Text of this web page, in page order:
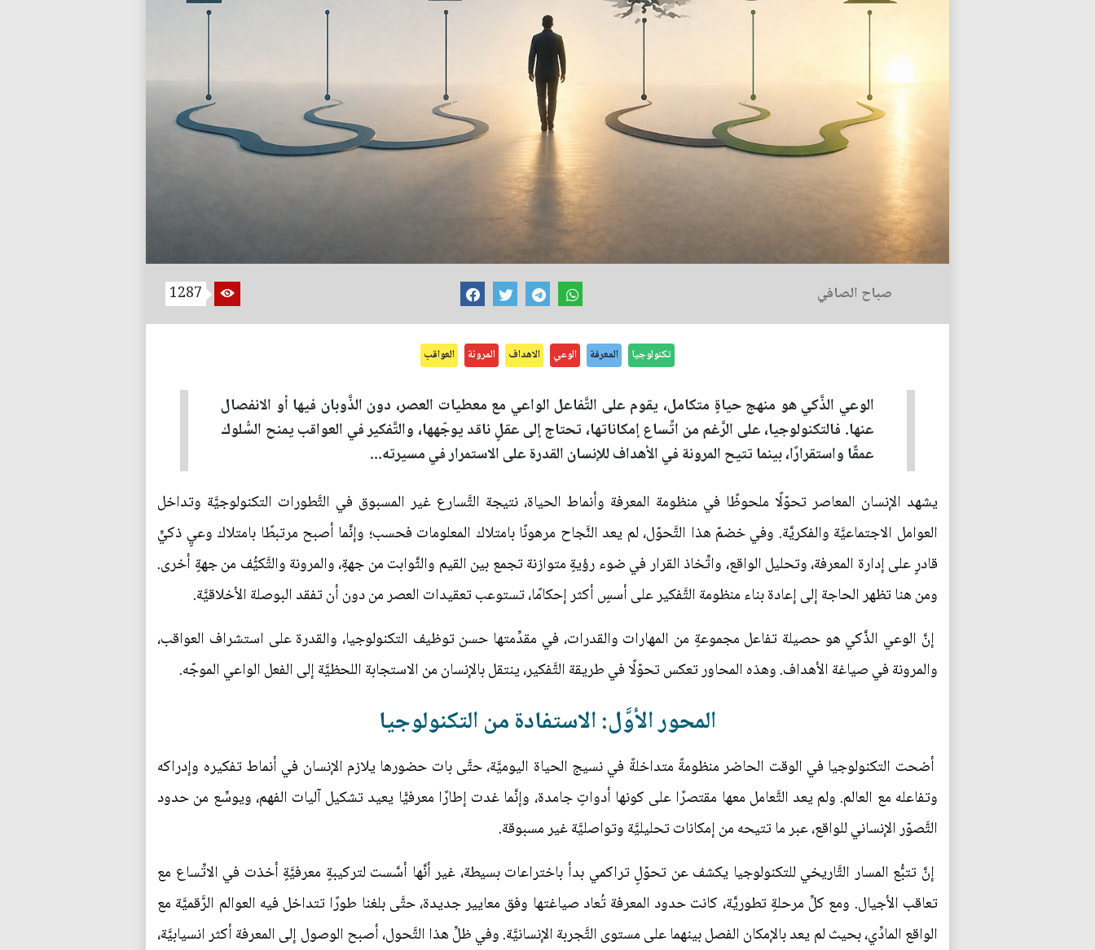
صباح الصافي 1287
تكنولوجيا المعرفة الوعي الاهداف المرونة العواقب
الوعي الذَّكي هو منهج حياةٍ متكامل، يقوم على التَّفاعل الواعي مع معطيات العصر، دون الذَّوبان فيها أو الانفصال
عنها. فالتكنولوجيا، على الرَّغم من اتِّساع إمكاناتها، تحتاج إلى عقلٍ ناقد يوجّهها، والتَّفكير في العواقب يمنح السُّلوك
عمقًا واستقرارًا، بينما تتيح المرونة في الأهداف للإنسان القدرة على الاستمرار في مسيرته...
يشهد الإنسان المعاصر تحوّلًا ملحوظًا في منظومة المعرفة وأنماط الحياة، نتيجة التَّسارع غير المسبوق في التَّطورات التكنولوجيَّة وتداخل
العوامل الاجتماعيَّة والفكريَّة. وفي خضمّ هذا التَّحوّل، لم يعد النَّجاح مرهونًا بامتلاك المعلومات فحسب؛ وإنَّما أصبح مرتبطًا بامتلاك وعيٍ ذكيٍّ
قادرٍ على إدارة المعرفة، وتحليل الواقع، واتِّخاذ القرار في ضوء رؤيةٍ متوازنة تجمع بين القيم والثَّوابت من جهةٍ، والمرونة والتَّكيُّف من جهةٍ أخرى.
ومن هنا تظهر الحاجة إلى إعادة بناء منظومة التَّفكير على أسسٍ أكثر إحكامًا، تستوعب تعقيدات العصر من دون أن تفقد البوصلة الأخلاقيَّة.
إنَّ الوعي الذَّكي هو حصيلة تفاعل مجموعةٍ من المهارات والقدرات، في مقدِّمتها حسن توظيف التكنولوجيا، والقدرة على استشراف العواقب،
والمرونة في صياغة الأهداف. وهذه المحاور تعكس تحوّلًا في طريقة التَّفكير، ينتقل بالإنسان من الاستجابة اللحظيَّة إلى الفعل الواعي الموجّه.
المحور الأوَّل: الاستفادة من التكنولوجيا
أضحت التكنولوجيا في الوقت الحاضر منظومةً متداخلةً في نسيج الحياة اليوميَّة، حتَّى بات حضورها يلازم الإنسان في أنماط تفكيره وإدراكه
وتفاعله مع العالم. ولم يعد التَّعامل معها مقتصرًا على كونها أدواتٍ جامدة، وإنَّما غدت إطارًا معرفيًّا يعيد تشكيل آليات الفهم، ويوسِّع من حدود
التَّصوّر الإنساني للواقع، عبر ما تتيحه من إمكانات تحليليَّة وتواصليَّة غير مسبوقة.
إنَّ تتبُّع المسار التَّاريخي للتكنولوجيا يكشف عن تحوّلٍ تراكمي بدأ باختراعات بسيطة، غير أنَّها أسَّست لتركيبةٍ معرفيَّةٍ أخذت في الاتِّساع مع
تعاقب الأجيال. ومع كلِّ مرحلةٍ تطوريَّة، كانت حدود المعرفة تُعاد صياغتها وفق معايير جديدة، حتَّى بلغنا طورًا تتداخل فيه العوالم الرَّقميَّة مع
الواقع المادِّي، بحيث لم يعد بالإمكان الفصل بينهما على مستوى التَّجربة الإنسانيَّة. وفي ظلِّ هذا التَّحول، أصبح الوصول إلى المعرفة أكثر انسيابيَّة،